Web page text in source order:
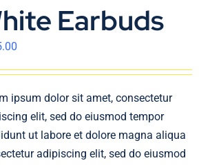
Earbuds
ipsum dolor sit amet, consectetur
elit, sed do eiusmod tempor
ut labore et dolore magna aliqua
adipiscing elit, sed do eiusmod